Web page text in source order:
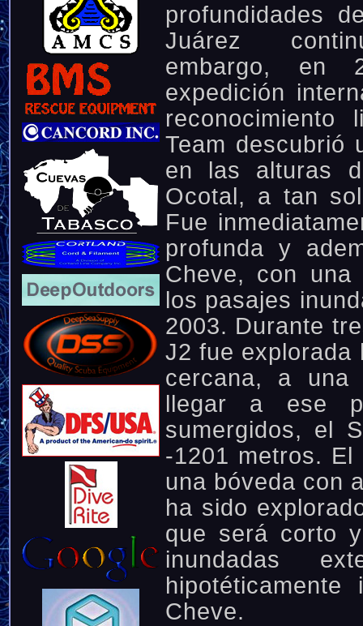
profundidades
Juárez
embargo, en
expedición
Team descubrió
en las alturas
Ocotal, a tan
Fue
profunda y
Cheve, con una
los pasajes
2003. Durante
J2 fue explorada
cercana, a una
llegar a ese
sumergidos, el
-1201 metros.
una bóveda con
ha sido
que será corto
inundadas
Cheve.